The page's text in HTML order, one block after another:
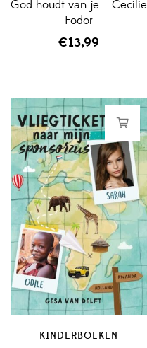
God houdt van je – Cecilie
Fodor
€13,99
KINDERBOEKEN